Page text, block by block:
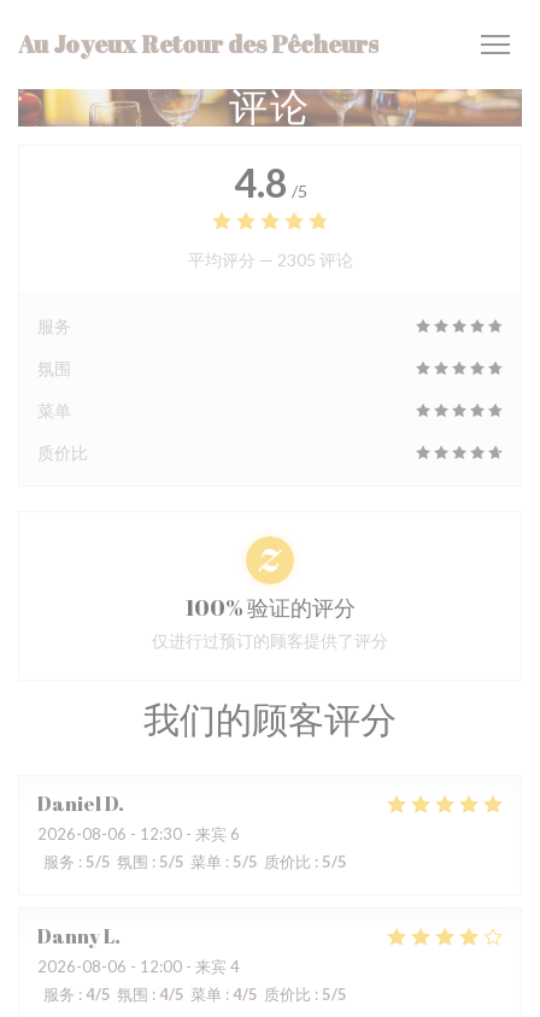
Au Joyeux Retour des Pêcheurs
评论
我们的顾客评分
DanielD
2026-08-06 - 12:30 - 来宾 6
服务 : 5/5 氛围 : 5/5 菜单 : 5/5 质价比 : 5/5
DannyL
2026-08-06 - 12:00 - 来宾 4
服务 : 4/5 氛围 : 4/5 菜单 : 4/5 质价比 : 5/5
4.8 /5
平均评分 — 2305 评论
服务
氛围
菜单
质价比
100% 验证的评分
仅进行过预订的顾客提供了评分